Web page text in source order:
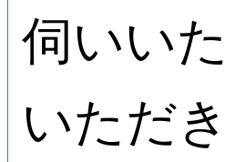
伺いい
いただ